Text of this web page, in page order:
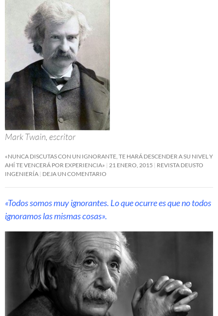
Mark Twain, escritor
«NUNCA DISCUTAS CON UN IGNORANTE, TE HARÁ DESCENDER A SU NIVEL Y
AHÍ TE VENCERÁ POR EXPERIENCIA» 21 ENERO, 2015
REVISTA DEUSTO
INGENIERÍA DEJA UN COMENTARIO
«Todos somos muy ignorantes. Lo que ocurre es que no todos
ignoramos las mismas cosas».